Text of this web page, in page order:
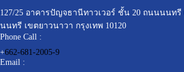
127/25 อาคารปัญจธานีทาวเวอร์ ชั้น 20 ถนนนนทรี
นนทรี เขตยาวนาวา กรุงเทพ 10120
Phone Call :
+662-681-2005-9
Email :